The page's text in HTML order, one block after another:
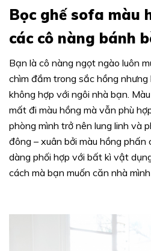
Bọc ghế sofa màu
các cô nàng bánh
Bạn là cô nàng ngọt ngào luôn
chìm đắm trong sắc hồng nhưng
không hợp với ngôi nhà bạn.
mất đi màu hồng mà vẫn phù
phòng mình trở nên lung linh và
đông – xuân bởi màu hồng
dàng phối hợp với bất kì vật
cách mà bạn muốn căn nhà